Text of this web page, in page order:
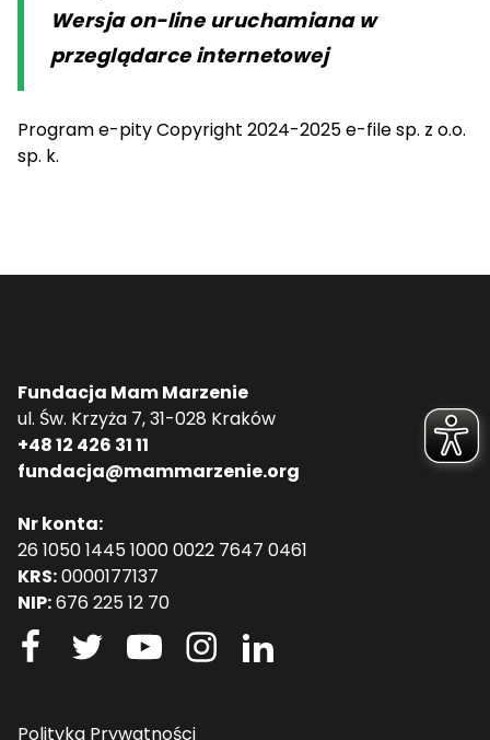
Wersja on-line uruchamiana w
przeglądarce internetowej
Program e-pity Copyright 2024-2025 e-file sp. z o.o.
sp. k.
Fundacja Mam Marzenie
ul. Św. Krzyża 7, 31-028 Kraków
+48 12 426 31 11
fundacja@mammarzenie.org
Nr konta:
26 1050 1445 1000 0022 7647 0461
KRS:0000177137
NIP:676 225 12 70
Polityka Prywatności